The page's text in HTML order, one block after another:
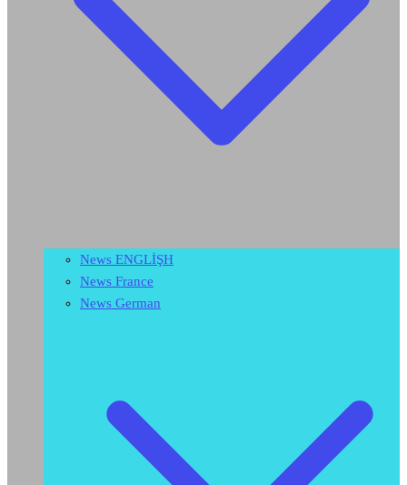
News ENGLİŞH
News France
News German